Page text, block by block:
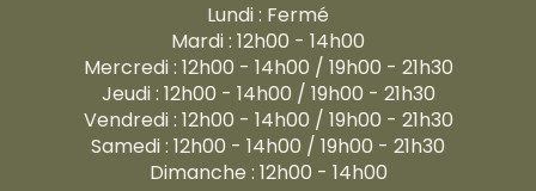
Lundi : Fermé
Mardi : 12h00 - 14h00
Mercredi : 12h00 - 14h00 / 19h00 - 21h30
Jeudi : 12h00 - 14h00 / 19h00 - 21h30
Vendredi : 12h00 - 14h00 / 19h00 - 21h30
Samedi : 12h00 - 14h00 / 19h00 - 21h30
Dimanche : 12h00 - 14h00